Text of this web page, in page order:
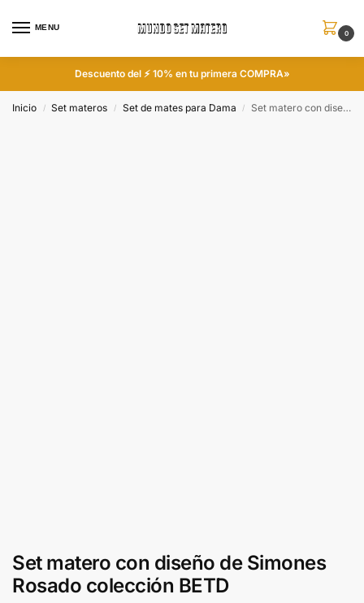
MENU
0
Descuento del ⚡ 10% en tu primera COMPRA»
Inicio / Set materos / Set de mates para Dama / Set matero con diseño de Simones Rosado colección BETD
Set matero con diseño de Simones
Rosado colección BETD